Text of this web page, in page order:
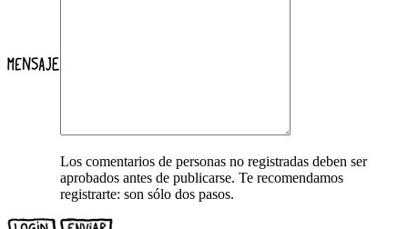
Los comentarios de personas no registradas deben ser
aprobados antes de publicarse. Te recomendamos
registrarte: son sólo dos pasos.